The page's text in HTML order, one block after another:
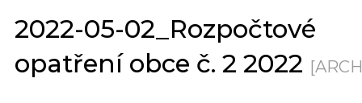
2022-05-02_Rozpočtové
opatření obce č. 2 2022